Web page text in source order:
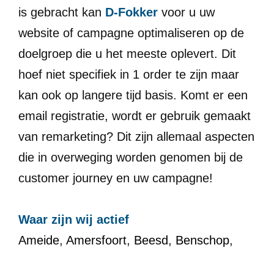
is gebracht kan D-Fokker voor u uw
website of campagne optimaliseren op de
doelgroep die u het meeste oplevert. Dit
hoef niet specifiek in 1 order te zijn maar
kan ook op langere tijd basis. Komt er een
email registratie, wordt er gebruik gemaakt
van remarketing? Dit zijn allemaal aspecten
die in overweging worden genomen bij de
customer journey en uw campagne!
Waar zijn wij actief
Ameide, Amersfoort, Beesd, Benschop,